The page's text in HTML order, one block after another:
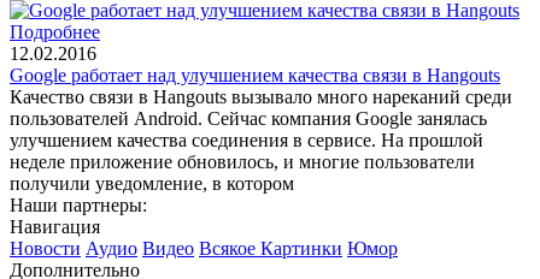
Подробнее
12.02.2016
Google работает над улучшением качества связи в Hangouts
Качество связи в Hangouts вызывало много нареканий среди
пользователей Android. Сейчас компания Google занялась
улучшением качества соединения в сервисе. На прошлой
неделе приложение обновилось, и многие пользователи
получили уведомление, в котором
Наши партнеры:
Навигация
Новости Аудио Видео Всякое Картинки Юмор
Дополнительно